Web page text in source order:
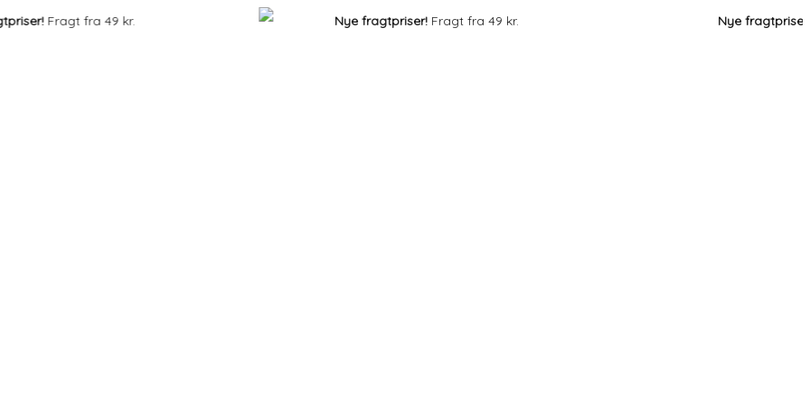
Fragt fra 49 kr. Nye fragtpriser!Fragt fra 49 kr. Nye fragtpriser!Fragt